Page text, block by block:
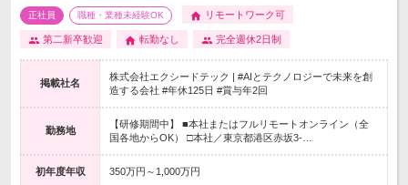
正社員 職種・業種未経験OK リモートワーク可
第二新卒歓迎 転勤なし 完全週休2日制
掲載社名
株式会社エクシードテック | #AIとテクノロジーで未来を創
造する会社 #年休125日 #賞与年2回
勤務地
【研修期間中】 ■本社またはフルリモートオンライン（全
国各地からOK） □本社／東京都港区赤坂3-…
初年度年収 350万円～1,000万円